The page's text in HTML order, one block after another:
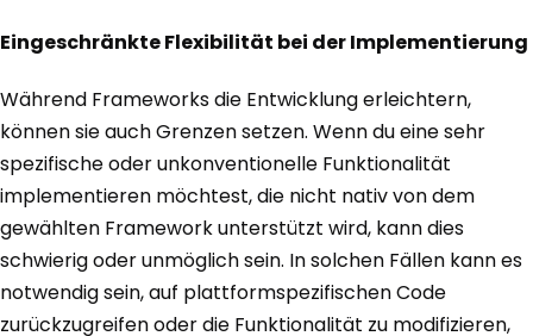
Eingeschränkte Flexibilität bei der Implementierung
Während Frameworks die Entwicklung erleichtern,
können sie auch Grenzen setzen. Wenn du eine sehr
spezifische oder unkonventionelle Funktionalität
implementieren möchtest, die nicht nativ von dem
gewählten Framework unterstützt wird, kann dies
schwierig oder unmöglich sein. In solchen Fällen kann es
notwendig sein, auf plattformspezifischen Code
zurückzugreifen oder die Funktionalität zu modifizieren,